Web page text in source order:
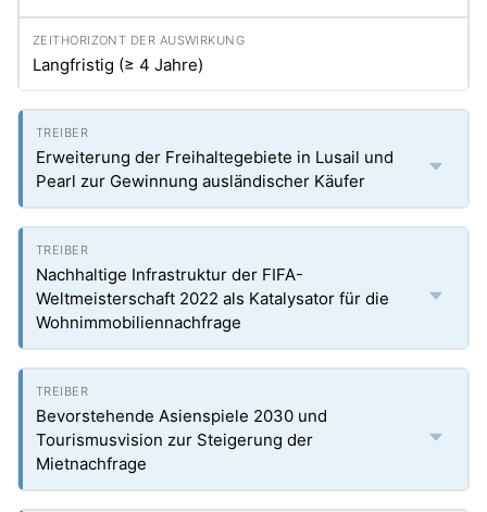
Langfristig (≥ 4 Jahre)
Erweiterung der Freihaltegebiete in Lusail und
Pearl zur Gewinnung ausländischer Käufer
Nachhaltige Infrastruktur der FIFA-
Weltmeisterschaft 2022 als Katalysator für die
Wohnimmobiliennachfrage
Bevorstehende Asienspiele 2030 und
Tourismusvision zur Steigerung der
Mietnachfrage